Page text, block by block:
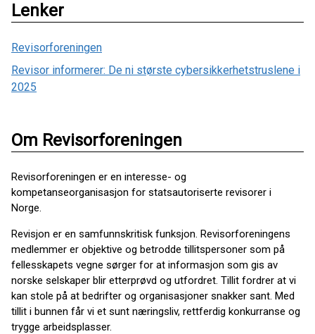
Lenker
Revisorforeningen
Revisor informerer: De ni største cybersikkerhetstruslene i
2025
Om Revisorforeningen
Revisorforeningen er en interesse- og
kompetanseorganisasjon for statsautoriserte revisorer i
Norge.
Revisjon er en samfunnskritisk funksjon. Revisorforeningens
medlemmer er objektive og betrodde tillitspersoner som på
fellesskapets vegne sørger for at informasjon som gis av
norske selskaper blir etterprøvd og utfordret. Tillit fordrer at vi
kan stole på at bedrifter og organisasjoner snakker sant. Med
tillit i bunnen får vi et sunt næringsliv, rettferdig konkurranse og
trygge arbeidsplasser.